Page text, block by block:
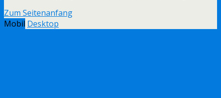
Zum Seitenanfang
Mobil Desktop